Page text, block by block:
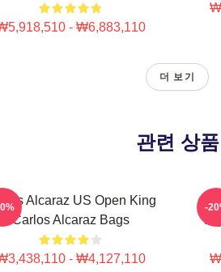
- ₩6,883,110
더 보기
관련 상품
Alcaraz US Open King
Carlos Alcaraz Bags
- ₩4,127,110
-